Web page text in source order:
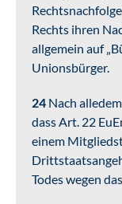
Rechts ihren
allgemein auf
Unionsbürger.
24 Nach
dass Art. 22
einem
Todes wegen